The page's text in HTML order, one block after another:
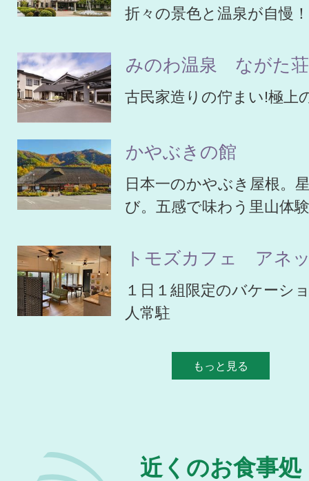
折々の景色と温泉が自慢！
みのわ温泉 ながた荘
古民家造りの佇まい!極上
かやぶきの館
日本一のかやぶき屋根。
び。五感で味わう里山体
トモズカフェ アネ
１日１組限定のバケーシ
人常駐
もっと見る
近くのお食事処